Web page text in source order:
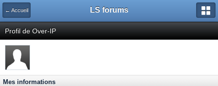
← Accueil LS forums
Profil de Over-IP
Mes informations